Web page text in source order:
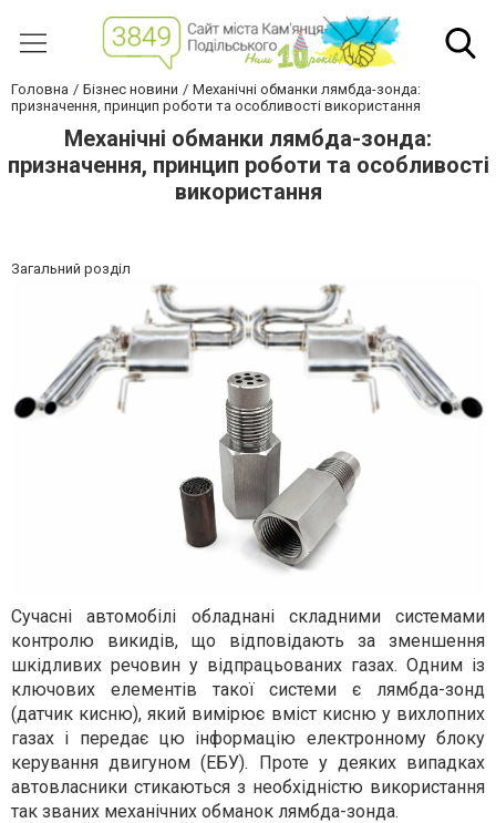
Головна Бізнес новини
Механічні обманки лямбда-зонда:
призначення, принцип роботи та особливості використання
Механічні обманки лямбда-зонда:
призначення, принцип роботи та особливості
використання
Загальний розділ
Сучасні автомобілі обладнані складними системами
контролю викидів, що відповідають за зменшення
шкідливих речовин у відпрацьованих газах. Одним із
ключових елементів такої системи є лямбда-зонд
(датчик кисню), який вимірює вміст кисню у вихлопних
газах і передає цю інформацію електронному блоку
керування двигуном (ЕБУ). Проте у деяких випадках
автовласники стикаються з необхідністю використання
так званих механічних обманок лямбда-зонда.